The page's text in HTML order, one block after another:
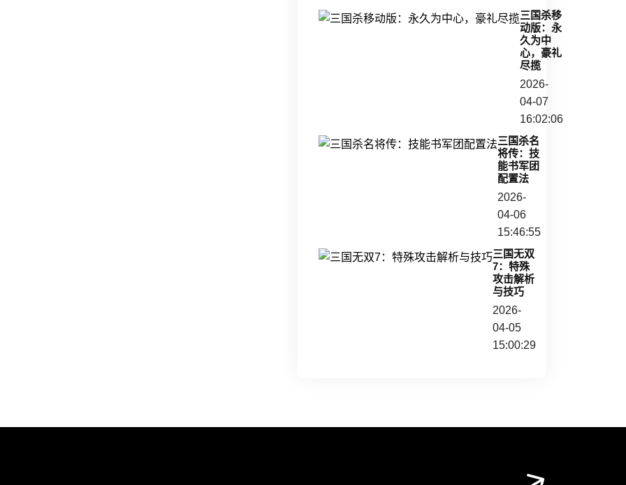
三国杀移
动版：永
久为中
心，豪礼
尽揽
2026-
04-07
16:02:06
三国杀名
将传：技
能书军团
配置法
2026-
04-06
15:46:55
三国无双
7：特殊
攻击解析
与技巧
2026-
04-05
15:00:29